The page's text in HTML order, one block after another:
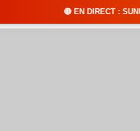
🔴 EN DIRECT : SUNUKER FM •